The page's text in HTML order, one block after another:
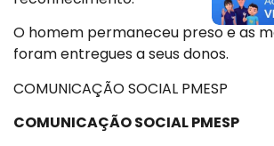
O homem permaneceu preso e as
foram entregues a seus donos.
COMUNICAÇÃO SOCIAL PMESP
COMUNICAÇÃO SOCIAL PMESP